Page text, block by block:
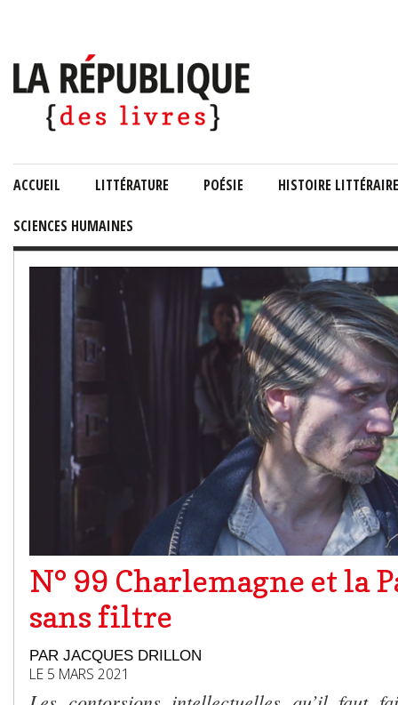
ACCUEIL LITTÉRATURE POÉSIE HISTOIRE LITTÉRAIRE
SCIENCES HUMAINES
N° 99 Charlemagne et la
sans filtre
PAR JACQUES DRILLON
LE 5 MARS 2021